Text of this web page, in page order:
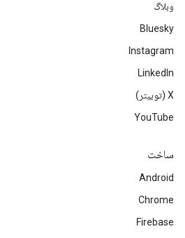
وبلاگ
Bluesky
Instagram
LinkedIn
‫X (توییتر)
YouTube
ساخت
Android
Chrome
Firebase